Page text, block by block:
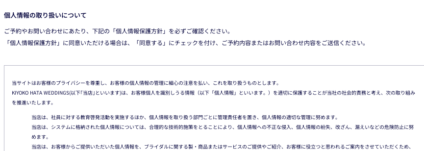
個人情報の取り扱いについて
ご予約やお問い合わせにあたり、下記の「個人情報保護方針」を必ずご確認ください。
「個人情報保護方針」に同意いただける場合は、「同意する」にチェックを付け、ご予約内容またはお問い合わせ内容をご送信ください。
当サイトはお客様のプライバシーを尊重し、お客様の個人情報の管理に細心の注意を払い、これを取り扱うものとします。
KIYOKO HATA WEDDINGS(以下｢当店｣といいます)は、お客様個人を識別しうる情報（以下「個人情報」といいます。）を適切に保護することが当社の社会的責務と考え、次の取り組み
を推進いたします。
当店は、社員に対する教育啓発活動を実施するほか、個人情報を取り扱う部門ごとに管理責任者を置き、個人情報の適切な管理に努めます。
当店は、システムに格納された個人情報については、合理的な技術的施策をとることにより、個人情報への不正な侵入、個人情報の紛失、改ざん、漏えいなどの危険防止に努
めます。
当店は、お客様からご提供いただいた個人情報を、ブライダルに関する製・商品またはサービスのご提供やご紹介、お客様に役立つと思われるご案内をさせていただくため、